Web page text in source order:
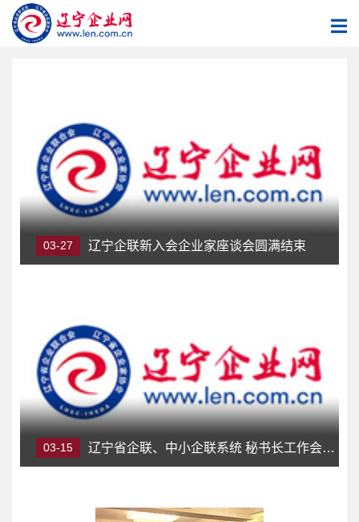
03-27 辽宁企联新入会企业家座谈会圆满结束
03-15 辽宁省企联、中小企联系统 秘书长工作会议圆满结束